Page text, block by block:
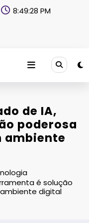
8:49:29 PM
de IA,
poderosa
ambiente
é solução
digital